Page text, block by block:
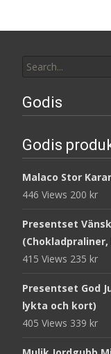
for:
Godis
Godis
Malaco Stor
446 Views 200 kr
Presentset
415 Views 235 kr
Presentset God
lykta och kort)
405 Views 339 kr